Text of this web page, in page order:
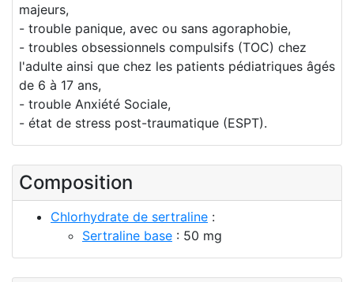
majeurs,
- trouble panique, avec ou sans agoraphobie,
- troubles obsessionnels compulsifs (TOC) chez
l'adulte ainsi que chez les patients pédiatriques âgés
de 6 à 17 ans,
- trouble Anxiété Sociale,
- état de stress post-traumatique (ESPT).
Composition
Chlorhydrate de sertraline :
Sertraline base : 50 mg